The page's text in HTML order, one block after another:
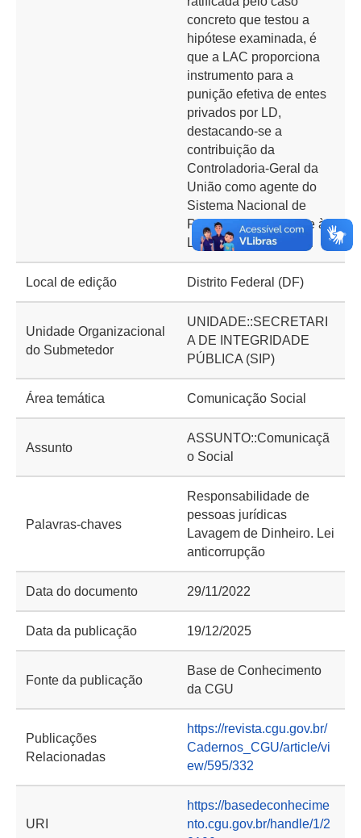
concreto que testou a
hipótese examinada, é
que a LAC proporciona
instrumento para a
punição efetiva de entes
privados por LD,
destacando-se a
contribuição da
Controladoria-Geral da
União como agente do
Sistema Nacional de
Prevenção e Combate à
Lavagem de Dinheiro.
Local de edição Distrito Federal (DF)
Unidade Organizacional
do Submetedor
UNIDADE::SECRETARI
A DE INTEGRIDADE
PÚBLICA (SIP)
Área temática Comunicação Social
Assunto
ASSUNTO::Comunicaçã
o Social
Palavras-chaves
Responsabilidade de
pessoas jurídicas
Lavagem de Dinheiro. Lei
anticorrupção
Data do documento 29/11/2022
Data da publicação 19/12/2025
Fonte da publicação
Base de Conhecimento
da CGU
Publicações
Relacionadas
https://revista.cgu.gov.br/
Cadernos_CGU/article/vi
ew/595/332
URI
https://basedeconhecime
nto.cgu.gov.br/handle/1/2